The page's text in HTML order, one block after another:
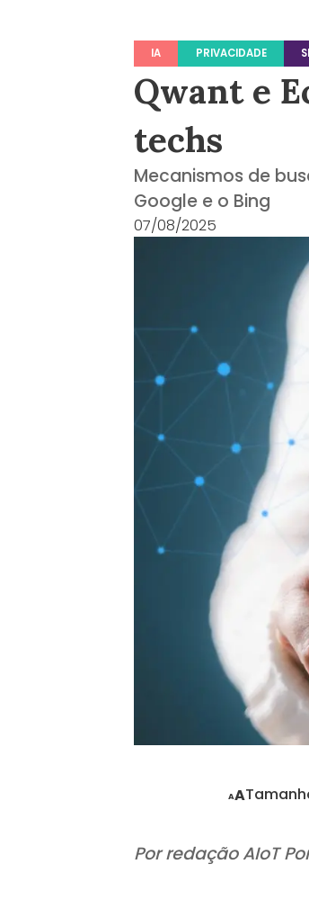
IA PRIVACIDADE
Qwant e
techs
Mecanismos de
Google e o Bing
07/08/2025
AA
Por redação AIoT